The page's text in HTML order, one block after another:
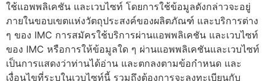
ใช้แอพพลิเคชัน และเวบไซท์ โดยการใช้ข้อมูลดังกล่าวจะอยู่
ภายในขอบเขตแห่งวัตถุประสงค์ของผลิตภัณฑ์ และบริการต่าง
ๆ ของ IMC การสมัครใช้บริการผ่านแอพพลิเคชัน และเวบไซท์
ของ IMC หรือการให้ข้อมูลใด ๆ ผ่านแอพพลิเคชันและเวบไซท์
เป็นการแสดงว่าท่านได้อ่าน และตกลงตามข้อกำหนด และ
เงื่อนไขที่ระบุในเวบไซท์นี้ รวมถึงต้องการจะลงทะเบียนกับ